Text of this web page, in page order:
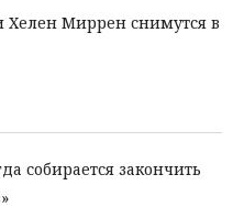
Миррен снимутся в
собирается закончить